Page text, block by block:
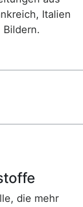
Italien
die mehr